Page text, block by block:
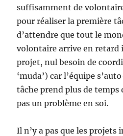
suffisamment de
pour réaliser la première
d’attendre que tout le
volontaire arrive en retard
projet, nul besoin de
‘muda’) car l’équipe
tâche prend plus de temps
pas un problème en soi.
Il n’y a pas que les projets